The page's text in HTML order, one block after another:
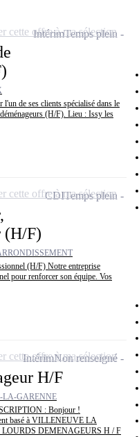
de ses clients spécialisé dans le
(H/F). Lieu : Issy les
IntérimTemps plein
cette offre à ma sélection
(H/F)
(H/F) Notre entreprise
pour renforcer son équipe. Vos
CDITemps plein
cette offre à ma sélection
H/F
LA-GARENNE
: Bonjour !
basé à VILLENEUVE LA
DEMENAGEURS H / F
IntérimNon renseigné
cette offre à ma sélection